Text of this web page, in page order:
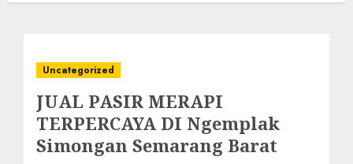
Uncategorized
JUAL PASIR MERAPI
TERPERCAYA DI Ngemplak
Simongan Semarang Barat